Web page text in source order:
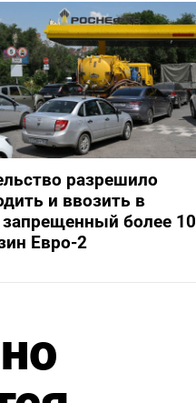
разрешило
и ввозить в
более 10
Евро-2